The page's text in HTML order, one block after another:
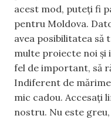
acest mod, puteți fi
pentru Moldova.
avea posibilitatea
multe proiecte noi și
fel de important, să
Indiferent de
mic cadou. Accesați
nostru. Nu este